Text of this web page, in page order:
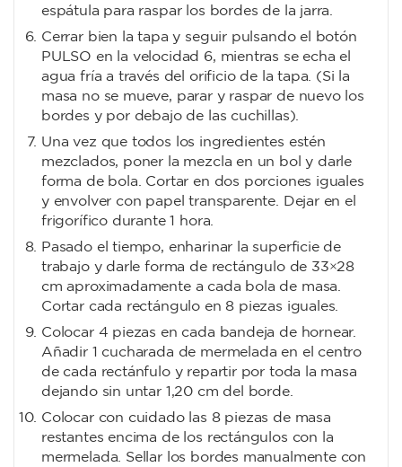
espátula para raspar los bordes de la jarra.
Cerrar bien la tapa y seguir pulsando el botón
PULSO en la velocidad 6, mientras se echa el
agua fría a través del orificio de la tapa. (Si la
masa no se mueve, parar y raspar de nuevo los
bordes y por debajo de las cuchillas).
Una vez que todos los ingredientes estén
mezclados, poner la mezcla en un bol y darle
forma de bola. Cortar en dos porciones iguales
y envolver con papel transparente. Dejar en el
frigorífico durante 1 hora.
Pasado el tiempo, enharinar la superficie de
trabajo y darle forma de rectángulo de 33×28
cm aproximadamente a cada bola de masa.
Cortar cada rectángulo en 8 piezas iguales.
Colocar 4 piezas en cada bandeja de hornear.
Añadir 1 cucharada de mermelada en el centro
de cada rectánfulo y repartir por toda la masa
dejando sin untar 1,20 cm del borde.
Colocar con cuidado las 8 piezas de masa
restantes encima de los rectángulos con la
mermelada. Sellar los bordes manualmente con